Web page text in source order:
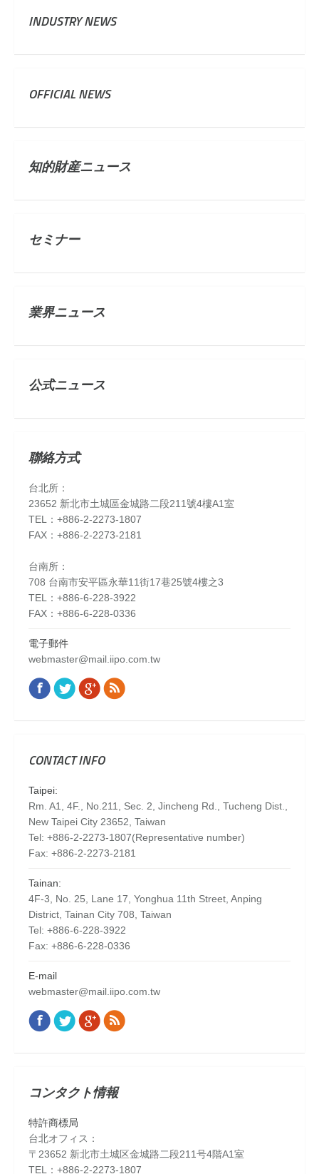
INDUSTRY NEWS
OFFICIAL NEWS
知的財産ニュース
セミナー
業界ニュース
公式ニュース
聯絡方式
台北所：
23652 新北市土城區金城路二段211號4樓A1室
TEL：+886-2-2273-1807
FAX：+886-2-2273-2181
台南所：
708 台南市安平區永華11街17巷25號4樓之3
TEL：+886-6-228-3922
FAX：+886-6-228-0336
電子郵件
webmaster@mail.iipo.com.tw
Find us on:
Facebook
TwitterGoogle+
Rss
CONTACT INFO
Taipei:
Rm. A1, 4F., No.211, Sec. 2, Jincheng Rd., Tucheng Dist.,
New Taipei City 23652, Taiwan
Tel: +886-2-2273-1807(Representative number)
Fax: +886-2-2273-2181
Tainan:
4F-3, No. 25, Lane 17, Yonghua 11th Street, Anping
District, Tainan City 708, Taiwan
Tel: +886-6-228-3922
Fax: +886-6-228-0336
E-mail
webmaster@mail.iipo.com.tw
Find us on:
Facebook
TwitterGoogle+
Rss
コンタクト情報
特許商標局
台北オフィス：
〒23652 新北市土城区金城路二段211号4階A1室
TEL：+886-2-2273-1807